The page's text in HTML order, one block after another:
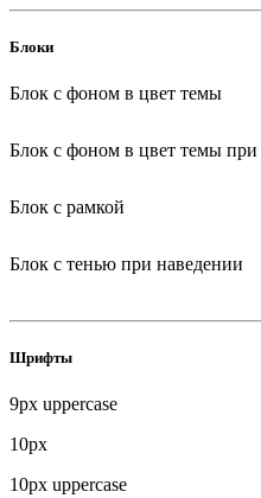
Блоки
Блок с фоном в цвет темы
Блок с фоном в цвет темы при
Блок с рамкой
Блок с тенью при наведении
Шрифты
9px uppercase
10px
10px uppercase